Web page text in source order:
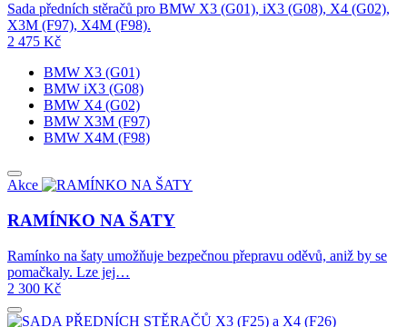
Sada předních stěračů pro BMW X3 (G01), iX3 (G08), X4 (G02),
X3M (F97), X4M (F98).
2 475 Kč
BMW X3 (G01)
BMW iX3 (G08)
BMW X4 (G02)
BMW X3M (F97)
BMW X4M (F98)
Akce
RAMÍNKO NA ŠATY
Ramínko na šaty umožňuje bezpečnou přepravu oděvů, aniž by se
pomačkaly. Lze jej…
2 300 Kč